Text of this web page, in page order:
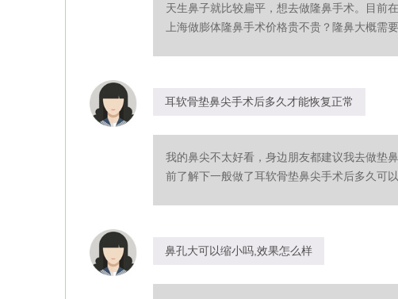
天生鼻子就比较扁平，想去做隆鼻手术。目前
上海做膨体隆鼻手术价格贵不贵？隆鼻大概需要
耳软骨垫鼻尖手术后多久才能恢复正常
我的鼻尖不太好看，身边朋友都建议我去做垫
前了解下一般做了耳软骨垫鼻尖手术后多久可以
鼻孔大可以缩小吗,效果怎么样